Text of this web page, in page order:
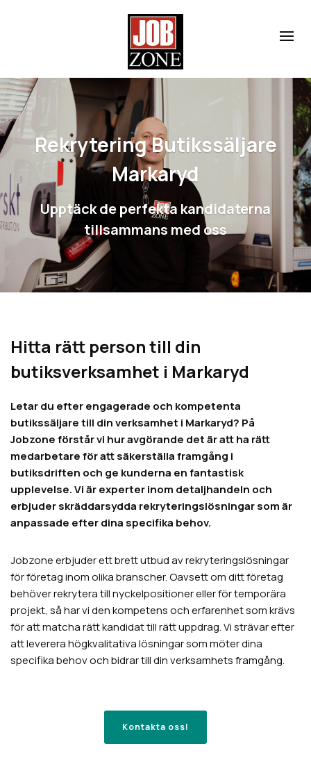
Rekrytering Butikssäljare
Markaryd
Upptäck de perfekta kandidaterna
tillsammans med oss
Hitta rätt person till din
butiksverksamhet i Markaryd
Letar du efter engagerade och kompetenta
butikssäljare till din verksamhet i Markaryd? På
Jobzone förstår vi hur avgörande det är att ha rätt
medarbetare för att säkerställa framgång i
butiksdriften och ge kunderna en fantastisk
upplevelse. Vi är experter inom detaljhandeln och
erbjuder skräddarsydda rekryteringslösningar som är
anpassade efter dina specifika behov.
Jobzone erbjuder ett brett utbud av rekryteringslösningar
för företag inom olika branscher. Oavsett om ditt företag
behöver rekrytera till nyckelpositioner eller för temporära
projekt, så har vi den kompetens och erfarenhet som krävs
för att matcha rätt kandidat till rätt uppdrag. Vi strävar efter
att leverera högkvalitativa lösningar som möter dina
specifika behov och bidrar till din verksamhets framgång.
Kontakta oss!